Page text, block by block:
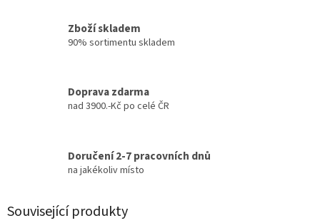
Zboží skladem
90% sortimentu skladem
Doprava zdarma
nad 3900.-Kč po celé ČR
Doručení 2-7 pracovních dnů
na jakékoliv místo
Související produkty